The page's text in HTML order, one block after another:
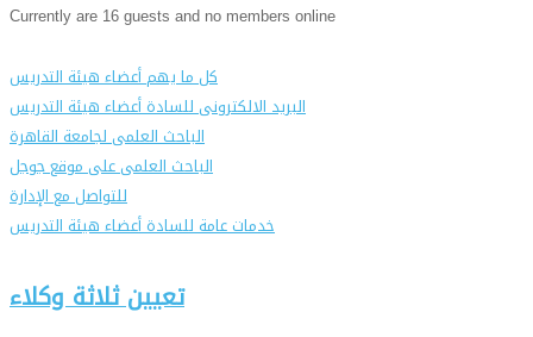
Currently are 16 guests and no members online
كل ما يهم أعضاء هيئة التدريس
البريد الالكترونى للسادة أعضاء هيئة التدريس
الباحث العلمى لجامعة القاهرة
الباحث العلمى على موقع جوجل
للتواصل مع الإدارة
خدمات عامة للسادة أعضاء هيئة التدريس
تعيين ثلاثة وكلاء